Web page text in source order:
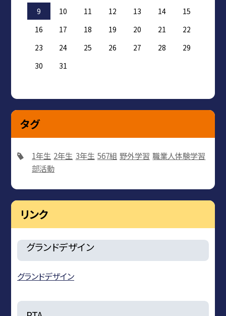
9
10 11 12 13 14
15
16
17 18 19 20 21
22
23
24 25 26 27 28
29
30
31
タグ
1年生 2年生 3年生 567組 野外学習 職業人体験学習
部活動
リンク
グランドデザイン
グランドデザイン